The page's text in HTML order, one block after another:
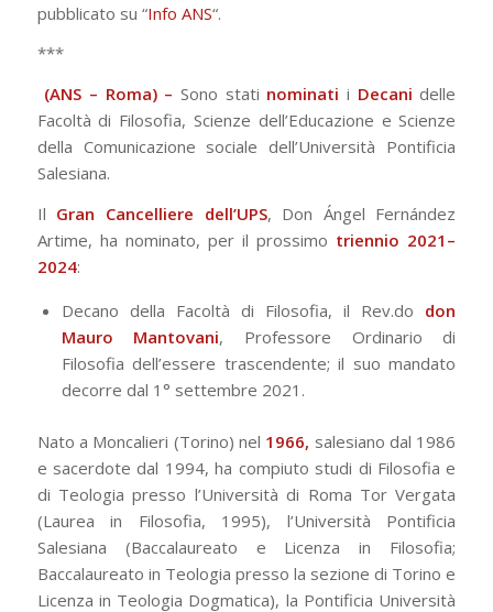
pubblicato su “Info ANS“.
***
(ANS – Roma) – Sono stati nominati i Decani delle
Facoltà di Filosofia, Scienze dell’Educazione e Scienze
della Comunicazione sociale dell’Università Pontificia
Salesiana.
Il Gran Cancelliere dell’UPS, Don Ángel Fernández
Artime, ha nominato, per il prossimo triennio 2021–
2024:
Decano della Facoltà di Filosofia, il Rev.do don
Mauro Mantovani, Professore Ordinario di
Filosofia dell’essere trascendente; il suo mandato
decorre dal 1° settembre 2021.
Nato a Moncalieri (Torino) nel 1966, salesiano dal 1986
e sacerdote dal 1994, ha compiuto studi di Filosofia e
di Teologia presso l’Università di Roma Tor Vergata
(Laurea in Filosofia, 1995), l’Università Pontificia
Salesiana (Baccalaureato e Licenza in Filosofia;
Baccalaureato in Teologia presso la sezione di Torino e
Licenza in Teologia Dogmatica), la Pontificia Università